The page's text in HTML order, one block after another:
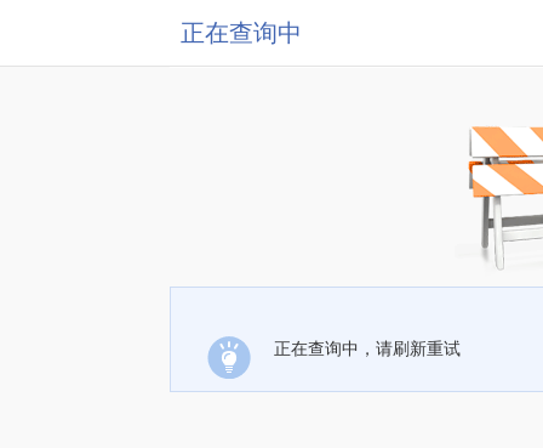
正在查询中
正在查询中，请刷新重试